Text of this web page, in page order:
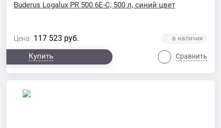
Buderus Logalux PR 500.6E-С, 500 л, синий цвет
Цена: 117 523 руб.
Купить Сравнить